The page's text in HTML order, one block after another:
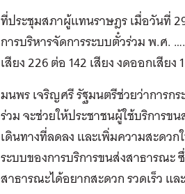
ที่ประชุมสภาผู้แทนราษฎร เมื่อวันที่
การบริหารจัดการระบบตั๋วร่วม พ.ศ.
เสียง 226 ต่อ 142 เสียง งดออกเสียง
มนพร เจริญศรี รัฐมนตรีช่วยว่าการก
ร่วม จะช่วยให้ประชาชนผู้ใช้บริการข
เดินทางที่ลดลง และเพิ่มความสะดวก
ระบบของการบริการขนส่งสาธารณะ
สาธารณะได้อยากสะดวก รวดเร็ว แ